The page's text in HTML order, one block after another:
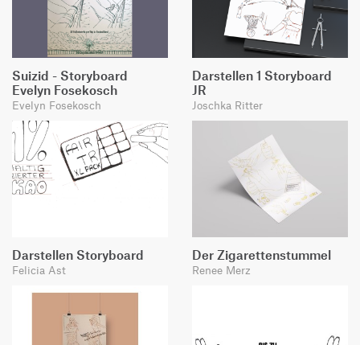
Suizid - Storyboard
Evelyn Fosekosch
Evelyn Fosekosch
Darstellen 1 Storyboard
JR
Joschka Ritter
Darstellen Storyboard
Felicia Ast
Der Zigarettenstummel
Renee Merz